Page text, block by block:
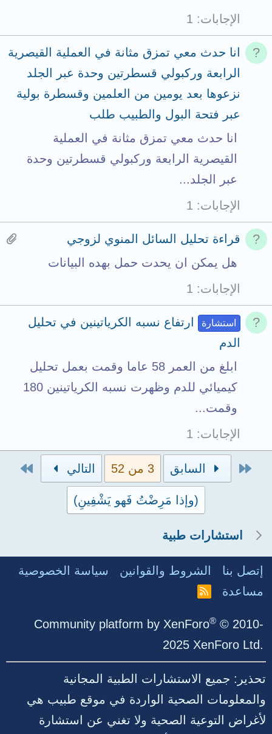
الإجابات
1
انا حدث معي تمزق مثانة في العملية القيصرية
الرابعة وركبولي قسطرتين وحدة عبر الجلد
نزعوها بعد يومين من العلمين وقسطرة بولية
عبر فتحة البول والطبيب طلب
انا حدث معي تمزق مثانة في العملية
القيصرية الرابعة وركبولي قسطرتين وحدة
عبر الجلد...
الإجابات
1
قراءة تحليل السائل المنوي لزوجي
هل يمكن ان يحدت حمل بهده البيانات
الإجابات
1
استشارة
ارتفاع نسبه الكرياتينين في تحليل
الدم
ابلغ من العمر 58 عاما وقمت بعمل تحليل
كيميائي للدم وظهرت نسبه الكرياتينين 180
وقمت...
الإجابات
1
الأول السابق 3 من 52 التالي
(وإذا مَرِضْتُ فَهو يَشْفِينِ)
استشارات طبية
إتصل بنا الشروط والقوانين
سياسة الخصوصية
مساعدة
R
Community platform by XenForo® © 2010-
2025 XenForo Ltd.
تحذير: جميع الاستشارات الطبية المجانية
والمعلومات الصحية الواردة في موقع طبيب هي
لأغراض التوعية الصحية ولا تغني عن استشارة